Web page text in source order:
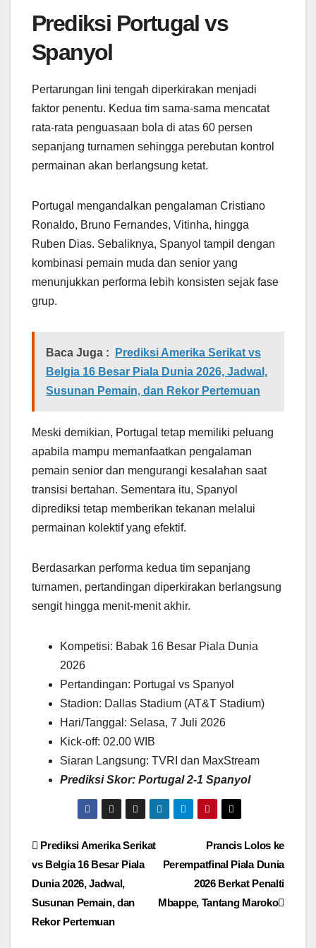
Prediksi Portugal vs
Spanyol
Pertarungan lini tengah diperkirakan menjadi
faktor penentu. Kedua tim sama-sama mencatat
rata-rata penguasaan bola di atas 60 persen
sepanjang turnamen sehingga perebutan kontrol
permainan akan berlangsung ketat.
Portugal mengandalkan pengalaman Cristiano
Ronaldo, Bruno Fernandes, Vitinha, hingga
Ruben Dias. Sebaliknya, Spanyol tampil dengan
kombinasi pemain muda dan senior yang
menunjukkan performa lebih konsisten sejak fase
grup.
Baca Juga :
Prediksi Amerika Serikat vs
Belgia 16 Besar Piala Dunia 2026, Jadwal,
Susunan Pemain, dan Rekor Pertemuan
Meski demikian, Portugal tetap memiliki peluang
apabila mampu memanfaatkan pengalaman
pemain senior dan mengurangi kesalahan saat
transisi bertahan. Sementara itu, Spanyol
diprediksi tetap memberikan tekanan melalui
permainan kolektif yang efektif.
Berdasarkan performa kedua tim sepanjang
turnamen, pertandingan diperkirakan berlangsung
sengit hingga menit-menit akhir.
Kompetisi: Babak 16 Besar Piala Dunia
2026
Pertandingan: Portugal vs Spanyol
Stadion: Dallas Stadium (AT&T Stadium)
Hari/Tanggal: Selasa, 7 Juli 2026
Kick-off: 02.00 WIB
Siaran Langsung: TVRI dan MaxStream
Prediksi Skor: Portugal 2-1 Spanyol
Navigasi
pos
Prancis Lolos ke
Perempatfinal Piala Dunia
2026 Berkat Penalti
Mbappe, Tantang Maroko
Prediksi Amerika Serikat
vs Belgia 16 Besar Piala
Dunia 2026, Jadwal,
Susunan Pemain, dan
Rekor Pertemuan